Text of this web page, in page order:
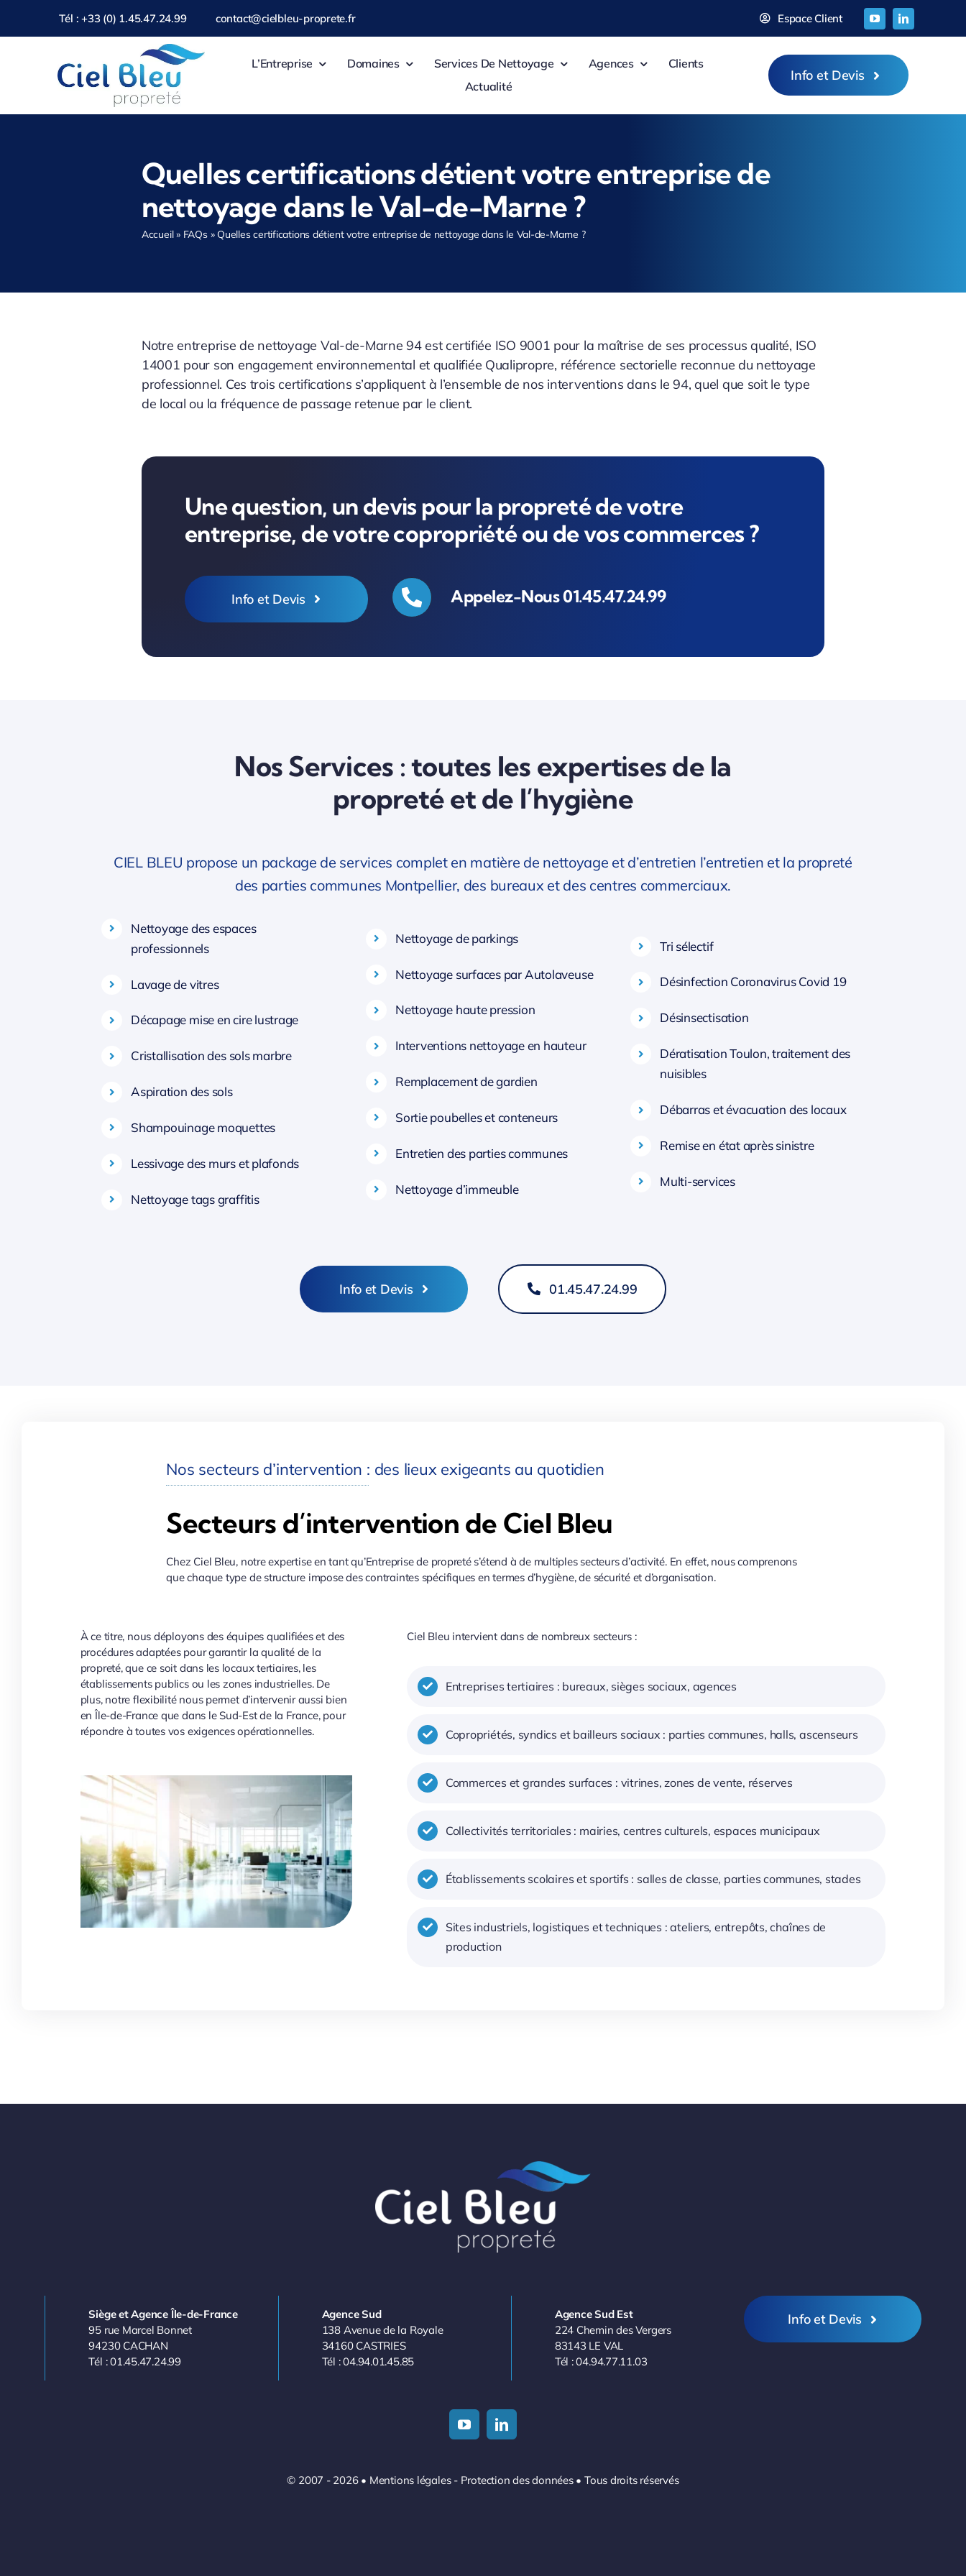
contenu
Tél : +33 (0) 1.45.47.24.99 contact@cielbleu-proprete.fr Espace Client
L’Entreprise Domaines Services De Nettoyage Agences
Clients
Actualité
Info et Devis
Quelles certifications détient votre entreprise de
nettoyage dans le Val-de-Marne ?
Accueil» FAQs»Quelles certifications détient votre entreprise de nettoyage dans le Val-de-Marne ?
Notre entreprise de nettoyage Val-de-Marne 94 est certifiée ISO 9001 pour la maîtrise de ses processus qualité, ISO
14001 pour son engagement environnemental et qualifiée Qualipropre, référence sectorielle reconnue du nettoyage
professionnel. Ces trois certifications s’appliquent à l’ensemble de nos interventions dans le 94, quel que soit le type
de local ou la fréquence de passage retenue par le client.
Une question, un devis pour la propreté de votre
entreprise, de votre copropriété ou de vos commerces ?
Info et Devis Appelez-Nous 01.45.47.24.99
Nos Services : toutes les expertises de la
propreté et de l’hygiène
CIEL BLEU propose un package de services complet en matière de nettoyage et d’entretien l’entretien et la propreté
des parties communes Montpellier, des bureaux et des centres commerciaux.
Nettoyage des espaces
professionnels
Lavage de vitres
Décapage mise en cire lustrage
Cristallisation des sols marbre
Aspiration des sols
Shampouinage moquettes
Lessivage des murs et plafonds
Nettoyage tags graffitis
Nettoyage de parkings
Nettoyage surfaces par Autolaveuse
Nettoyage haute pression
Interventions nettoyage en hauteur
Remplacement de gardien
Sortie poubelles et conteneurs
Entretien des parties communes
Nettoyage d’immeuble
Tri sélectif
Désinfection Coronavirus Covid 19
Désinsectisation
Dératisation Toulon, traitement des
nuisibles
Débarras et évacuation des locaux
Remise en état après sinistre
Multi-services
Info et Devis 01.45.47.24.99
Nos secteurs d’intervention : des lieux exigeants au quotidien
Secteurs d’intervention de Ciel Bleu
Chez Ciel Bleu, notre expertise en tant qu’Entreprise de propreté s’étend à de multiples secteurs d’activité. En effet, nous comprenons
que chaque type de structure impose des contraintes spécifiques en termes d’hygiène, de sécurité et d’organisation.
À ce titre, nous déployons des équipes qualifiées et des
procédures adaptées pour garantir la qualité de la
propreté, que ce soit dans les locaux tertiaires, les
établissements publics ou les zones industrielles. De
plus, notre flexibilité nous permet d’intervenir aussi bien
en Île-de-France que dans le Sud-Est de la France, pour
répondre à toutes vos exigences opérationnelles.
Ciel Bleu intervient dans de nombreux secteurs :
Entreprises tertiaires : bureaux, sièges sociaux, agences
Copropriétés, syndics et bailleurs sociaux : parties communes, halls, ascenseurs
Commerces et grandes surfaces : vitrines, zones de vente, réserves
Collectivités territoriales : mairies, centres culturels, espaces municipaux
Établissements scolaires et sportifs : salles de classe, parties communes, stades
Sites industriels, logistiques et techniques : ateliers, entrepôts, chaînes de
production
Siège et Agence Île-de-France
95 rue Marcel Bonnet
94230 CACHAN
Tél : 01.45.47.24.99
Agence Sud
138 Avenue de la Royale
34160 CASTRIES
Tél : 04.94.01.45.85
Agence Sud Est
224 Chemin des Vergers
83143 LE VAL
Tél : 04.94.77.11.03
Info et Devis
© 2007 - 2026 • Mentions légales- Protection des données• Tous droits réservés